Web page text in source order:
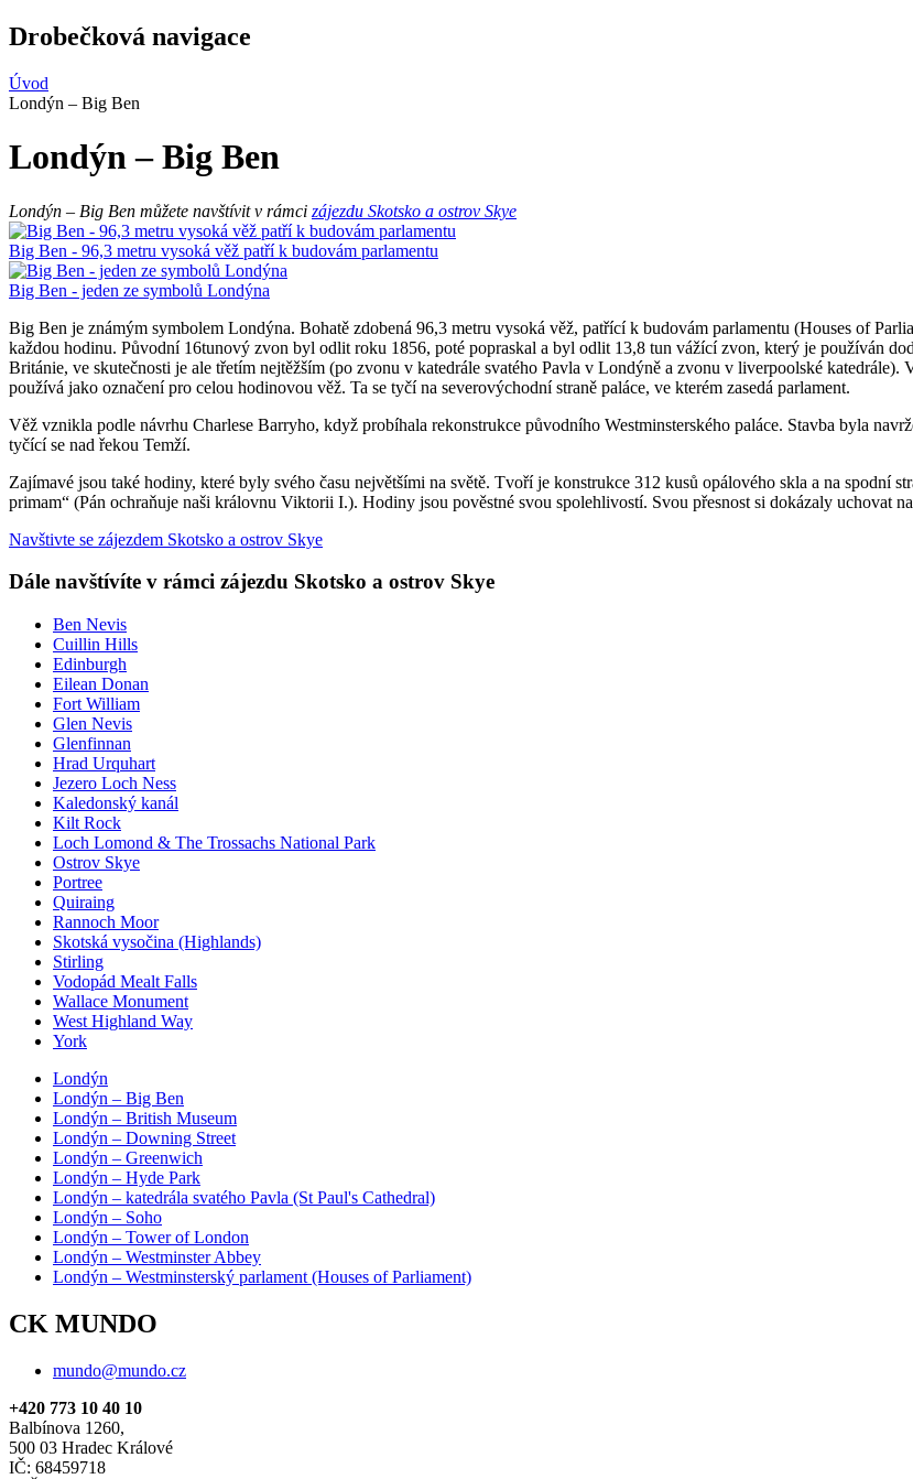
Drobečková navigace
Úvod
Londýn – Big Ben
Londýn – Big Ben
Londýn – Big Ben můžete navštívit v rámci zájezdu Skotsko a ostrov Skye
Big Ben - 96,3 metru vysoká věž patří k budovám parlamentu
Big Ben - jeden ze symbolů Londýna
Big Ben je známým symbolem Londýna. Bohatě zdobená 96,3 metru vysoká věž, patřící k budovám parlamentu (Houses of
každou hodinu. Původní 16tunový zvon byl odlit roku 1856, poté popraskal a byl odlit 13,8 tun vážící zvon, který je používán
Británie, ve skutečnosti je ale třetím nejtěžším (po zvonu v katedrále svatého Pavla v Londýně a zvonu v liverpoolské katedrále).
používá jako označení pro celou hodinovou věž. Ta se tyčí na severovýchodní straně paláce, ve kterém zasedá parlament.
Věž vznikla podle návrhu Charlese Barryho, když probíhala rekonstrukce původního Westminsterského paláce. Stavba byla
tyčící se nad řekou Temží.
Zajímavé jsou také hodiny, které byly svého času největšími na světě. Tvoří je konstrukce 312 kusů opálového skla a na spodní
primam“ (Pán ochraňuje naši královnu Viktorii I.). Hodiny jsou pověstné svou spolehlivostí. Svou přesnost si dokázaly uchovat
Navštivte se zájezdem Skotsko a ostrov Skye
Dále navštívíte v rámci zájezdu Skotsko a ostrov Skye
Ben Nevis
Cuillin Hills
Edinburgh
Eilean Donan
Fort William
Glen Nevis
Glenfinnan
Hrad Urquhart
Jezero Loch Ness
Kaledonský kanál
Kilt Rock
Loch Lomond & The Trossachs National Park
Ostrov Skye
Portree
Quiraing
Rannoch Moor
Skotská vysočina (Highlands)
Stirling
Vodopád Mealt Falls
Wallace Monument
West Highland Way
York
Londýn
Londýn – Big Ben
Londýn – British Museum
Londýn – Downing Street
Londýn – Greenwich
Londýn – Hyde Park
Londýn – katedrála svatého Pavla (St Paul's Cathedral)
Londýn – Soho
Londýn – Tower of London
Londýn – Westminster Abbey
Londýn – Westminsterský parlament (Houses of Parliament)
CK MUNDO
mundo@mundo.cz
+420 773 10 40 10
Balbínova 1260,
500 03 Hradec Králové
IČ: 68459718